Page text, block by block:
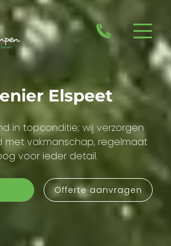
Elspeet
in topconditie; wij verzorgen
met vakmanschap, regelmaat
voor ieder detail.
Offerte aanvragen